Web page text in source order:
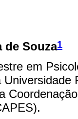
de Souza1
em